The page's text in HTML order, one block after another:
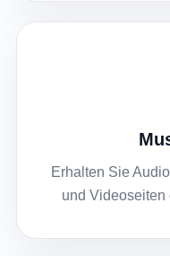
Erhalten Sie
und Videoseiten